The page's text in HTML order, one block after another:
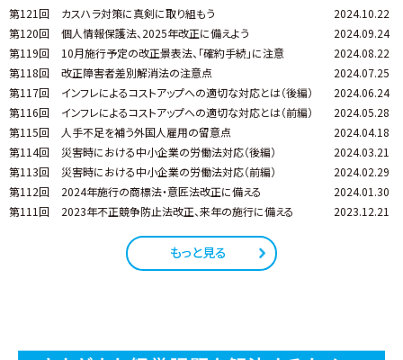
第121回
カスハラ対策に真剣に取り組もう
2024.10.22
第120回
個人情報保護法、2025年改正に備えよう
2024.09.24
第119回
10月施行予定の改正景表法、「確約手続」に注意
2024.08.22
第118回
改正障害者差別解消法の注意点
2024.07.25
第117回
インフレによるコストアップへの適切な対応とは（後編）
2024.06.24
第116回
インフレによるコストアップへの適切な対応とは（前編）
2024.05.28
第115回
人手不足を補う外国人雇用の留意点
2024.04.18
第114回
災害時における中小企業の労働法対応（後編）
2024.03.21
第113回
災害時における中小企業の労働法対応（前編）
2024.02.29
第112回
2024年施行の商標法・意匠法改正に備える
2024.01.30
第111回
2023年不正競争防止法改正、来年の施行に備える 2023.12.21
もっと見る